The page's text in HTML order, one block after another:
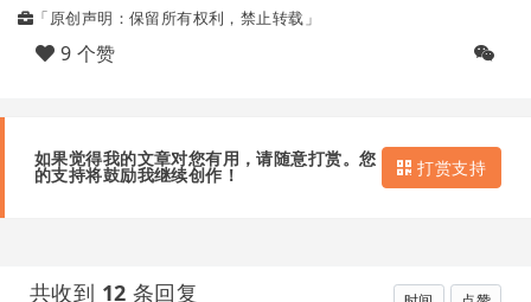
「原创声明：保留所有权利，禁止转载」
9 个赞
如果觉得我的文章对您有用，请随意打赏。您
的支持将鼓励我继续创作！ 打赏支持
共收到 12 条回复